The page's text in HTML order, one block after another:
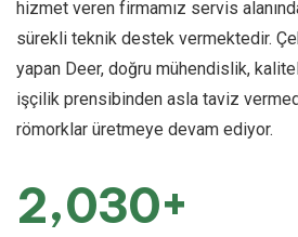
hizmet veren firmamız servis
sürekli teknik destek vermektedir.
yapan Deer, doğru mühendislik,
işçilik prensibinden asla taviz
römorklar üretmeye devam ediyor.
2,030+